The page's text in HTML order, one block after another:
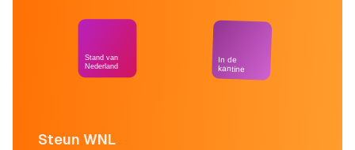
Steun WNL
Stand van
Nederland
In de
kantine